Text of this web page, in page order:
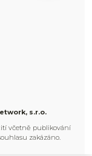
s.r.o.
včetně publikování
zakázáno.